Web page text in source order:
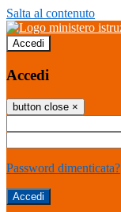
Salta al contenuto
Accedi
Accedi
button close ×
Password dimenticata?